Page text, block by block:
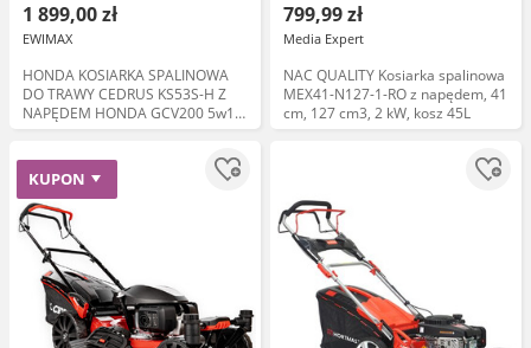
1 899,00 zł
EWIMAX
HONDA KOSIARKA SPALINOWA
DO TRAWY CEDRUS KS53S-H Z
NAPĘDEM HONDA GCV200 5w1
53cm / 5.6 KM - EWIMAX
799,99 zł
Media Expert
NAC QUALITY Kosiarka spalinowa
MEX41-N127-1-RO z napędem, 41
cm, 127 cm3, 2 kW, kosz 45L
KUPON